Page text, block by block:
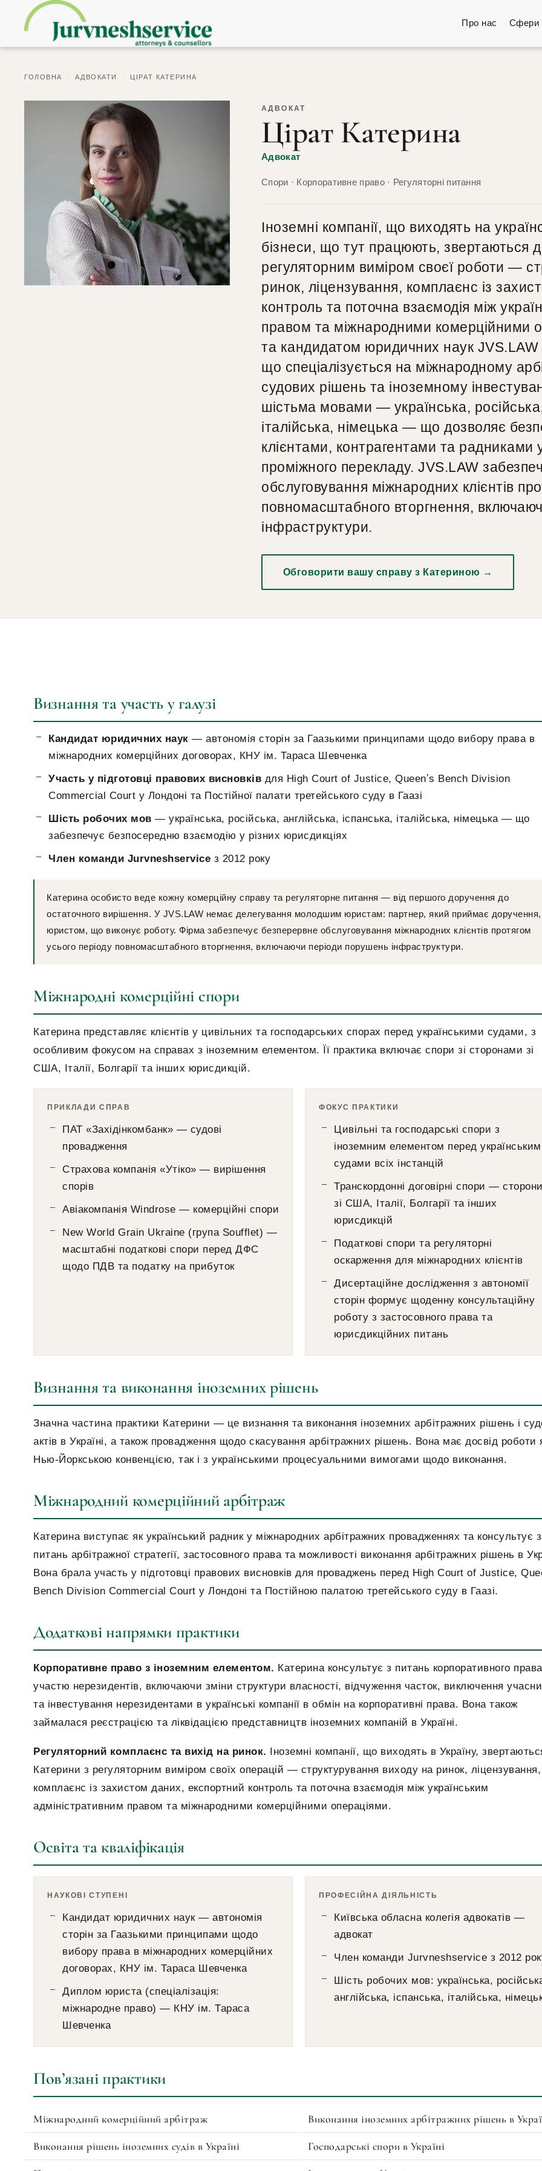
Про нас Сфери
ГОЛОВНА АДВОКАТИ ЦІРАТ КАТЕРИНА
АДВОКАТ
Цірат Катерина
Адвокат
Спори · Корпоративне право · Регуляторні питання
Іноземні компанії, що виходять на
бізнеси, що тут працюють, звертаються
регуляторним виміром своєї роботи —
ринок, ліцензування, комплаєнс із
контроль та поточна взаємодія між
правом та міжнародними комерційними
та кандидатом юридичних наук JVS.LAW
що спеціалізується на міжнародному
судових рішень та іноземному
шістьма мовами — українська,
італійська, німецька — що дозволяє
клієнтами, контрагентами та радниками
проміжного перекладу. JVS.LAW
обслуговування міжнародних клієнтів
повномасштабного вторгнення,
інфраструктури.
Обговорити вашу справу з Катериною →
Визнання та участь у галузі
Кандидат юридичних наук — автономія сторін за Гаазькими принципами щодо вибору права в
міжнародних комерційних договорах, КНУ ім. Тараса Шевченка
Участь у підготовці правових висновків для High Court of Justice, Queenʼs Bench Division
Commercial Court у Лондоні та Постійної палати третейського суду в Гаазі
Шість робочих мов — українська, російська, англійська, іспанська, італійська, німецька — що
забезпечує безпосередню взаємодію у різних юрисдикціях
Член команди Jurvneshservice з 2012 року
Катерина особисто веде кожну комерційну справу та регуляторне питання — від першого доручення до
остаточного вирішення. У JVS.LAW немає делегування молодшим юристам: партнер, який приймає
юристом, що виконує роботу. Фірма забезпечує безперервне обслуговування міжнародних клієнтів протягом
усього періоду повномасштабного вторгнення, включаючи періоди порушень інфраструктури.
Міжнародні комерційні спори
Катерина представляє клієнтів у цивільних та господарських спорах перед українськими судами, з
особливим фокусом на справах з іноземним елементом. Її практика включає спори зі сторонами зі
США, Італії, Болгарії та інших юрисдикцій.
ПРИКЛАДИ СПРАВ
ПАТ «Західінкомбанк» — судові
провадження
Страхова компанія «Утіко» — вирішення
спорів
Авіакомпанія Windrose — комерційні спори
New World Grain Ukraine (група Soufflet) —
масштабні податкові спори перед ДФС
щодо ПДВ та податку на прибуток
ФОКУС ПРАКТИКИ
Цивільні та господарські спори з
іноземним елементом перед
судами всіх інстанцій
Транскордонні договірні спори —
зі США, Італії, Болгарії та інших
юрисдикцій
Податкові спори та регуляторні
оскарження для міжнародних клієнтів
Дисертаційне дослідження з автономії
сторін формує щоденну консультаційну
роботу з застосовного права та
юрисдикційних питань
Визнання та виконання іноземних рішень
Значна частина практики Катерини — це визнання та виконання іноземних арбітражних рішень і
актів в Україні, а також провадження щодо скасування арбітражних рішень. Вона має досвід роботи
Нью-Йоркською конвенцією, так і з українськими процесуальними вимогами щодо виконання.
Міжнародний комерційний арбітраж
Катерина виступає як український радник у міжнародних арбітражних провадженнях та консультує з
питань арбітражної стратегії, застосовного права та можливості виконання арбітражних рішень в
Вона брала участь у підготовці правових висновків для проваджень перед High Court of Justice,
Bench Division Commercial Court у Лондоні та Постійною палатою третейського суду в Гаазі.
Додаткові напрямки практики
Корпоративне право з іноземним елементом. Катерина консультує з питань корпоративного
участю нерезидентів, включаючи зміни структури власності, відчуження часток, виключення
та інвестування нерезидентами в українські компанії в обмін на корпоративні права. Вона також
займалася реєстрацією та ліквідацією представництв іноземних компаній в Україні.
Регуляторний комплаєнс та вихід на ринок. Іноземні компанії, що виходять в Україну,
Катерини з регуляторним виміром своїх операцій — структурування виходу на ринок, ліцензування,
комплаєнс із захистом даних, експортний контроль та поточна взаємодія між українським
адміністративним правом та міжнародними комерційними операціями.
Освіта та кваліфікація
НАУКОВІ СТУПЕНІ
Кандидат юридичних наук — автономія
сторін за Гаазькими принципами щодо
вибору права в міжнародних комерційних
договорах, КНУ ім. Тараса Шевченка
Диплом юриста (спеціалізація:
міжнародне право) — КНУ ім. Тараса
Шевченка
ПРОФЕСІЙНА ДІЯЛЬНІСТЬ
Київська обласна колегія адвокатів —
адвокат
Член команди Jurvneshservice з 2012
Шість робочих мов: українська,
англійська, іспанська, італійська,
Повʼязані практики
Міжнародний комерційний арбітраж Виконання іноземних арбітражних рішень в
Виконання рішень іноземних судів в Україні Господарські спори в Україні